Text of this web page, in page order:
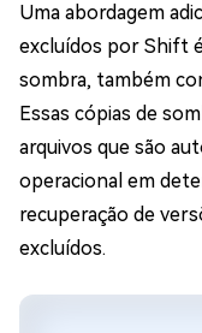
Uma abordagem
excluídos por Shift
sombra, também
Essas cópias de
arquivos que são
operacional em
recuperação de
excluídos.